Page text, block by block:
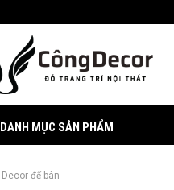
DANH MỤC SẢN PHẨM
Decor để bàn